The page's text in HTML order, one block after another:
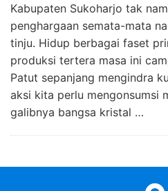
Kabupaten Sukoharjo tak
penghargaan semata-mata
tinju. Hidup berbagai faset
produksi tertera masa ini
Patut sepanjang mengindra
aksi kita perlu mengonsumsi
galibnya bangsa kristal …